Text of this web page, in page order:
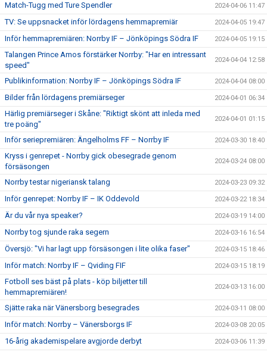
Match-Tugg med Ture Spendler 2024-04-06 11:47
TV: Se uppsnacket inför lördagens hemmapremiär 2024-04-05 19:47
Inför hemmapremiären: Norrby IF – Jönköpings Södra IF 2024-04-05 19:15
Talangen Prince Amos förstärker Norrby: "Har en intressant
speed"
2024-04-04 12:58
Publikinformation: Norrby IF – Jönköpings Södra IF 2024-04-04 08:00
Bilder från lördagens premiärseger 2024-04-01 06:34
Härlig premiärseger i Skåne: "Riktigt skönt att inleda med
tre poäng"
2024-04-01 01:15
Inför seriepremiären: Ängelholms FF – Norrby IF 2024-03-30 18:40
Kryss i genrepet - Norrby gick obesegrade genom
försäsongen
2024-03-24 08:00
Norrby testar nigeriansk talang 2024-03-23 09:32
Inför genrepet: Norrby IF – IK Oddevold 2024-03-22 18:34
Är du vår nya speaker? 2024-03-19 14:00
Norrby tog sjunde raka segern 2024-03-16 16:54
Översjö: "Vi har lagt upp försäsongen i lite olika faser" 2024-03-15 18:46
Inför match: Norrby IF – Qviding FIF 2024-03-15 18:19
Fotboll ses bäst på plats - köp biljetter till
hemmapremiären!
2024-03-13 16:00
Sjätte raka när Vänersborg besegrades 2024-03-11 08:00
Inför match: Norrby – Vänersborgs IF 2024-03-08 20:05
16-årig akademispelare avgjorde derbyt 2024-03-06 11:39